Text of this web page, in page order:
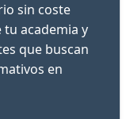
sin coste
academia y
que buscan
en